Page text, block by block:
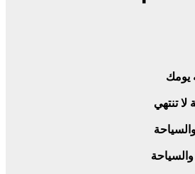
يومك
لا تنتهي